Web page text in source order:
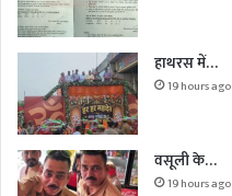
हाथरस में…
19 hours ago
वसूली के…
19 hours ago